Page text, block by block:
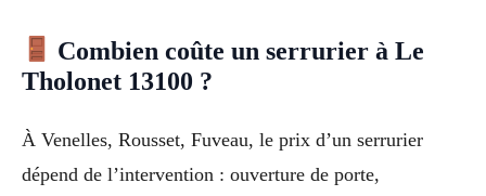
Combien coûte un serrurier à Le
Tholonet 13100 ?
À Venelles, Rousset, Fuveau, le prix d’un serrurier
dépend de l’intervention : ouverture de porte,